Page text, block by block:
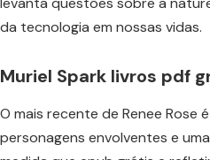
da tecnologia em nossas vidas.
Muriel Spark livros pdf
O mais recente de Renee Rose
personagens envolventes e